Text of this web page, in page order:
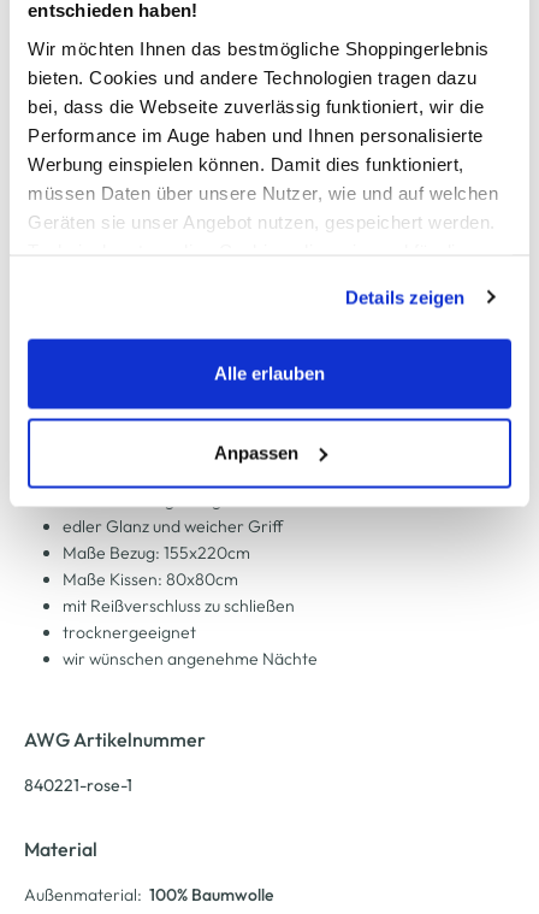
entschieden haben!
Wir möchten Ihnen das bestmögliche Shoppingerlebnis
bieten. Cookies und andere Technologien tragen dazu
bei, dass die Webseite zuverlässig funktioniert, wir die
Performance im Auge haben und Ihnen personalisierte
Werbung einspielen können. Damit dies funktioniert,
müssen Daten über unsere Nutzer, wie und auf welchen
Geräten sie unser Angebot nutzen, gespeichert werden.
werden, werden bei der Nutzung der Webseite auf jeden
Fall gesetzt. Cookies von Drittanbietern für Analyse- oder
Trackingzwecke werden nur dann aktiviert, wenn Sie das
erlauben" bzw. "Alle erlauben" klicken. Mehr dazu
(einschließlich der Möglichkeit, die Einwilligungserklärung
zu ändern oder zu widerrufen) erfahren Sie in unserem
Cookie-Hinweisbzw. derDatenschutzerklärung.
Details zeigen
Alle erlauben
Anpassen
In den Warenkorb
Schneller DHL Versand: in 1–3 Werktagen
Kostenfreie Rücksendung innerhalb 14 Tage
Kostenlose Filiallieferung in Ihre Wunschfiliale
Zur Wunschliste hinzufügen
Satinbettwäsche im Schmetterlingsdessin 155x220cm
edler Glanz und weicher Griff
Maße Bezug: 155x220cm
Maße Kissen: 80x80cm
mit Reißverschluss zu schließen
trocknergeeignet
wir wünschen angenehme Nächte
AWG Artikelnummer
840221-rose-1
Material
Außenmaterial: 100% Baumwolle